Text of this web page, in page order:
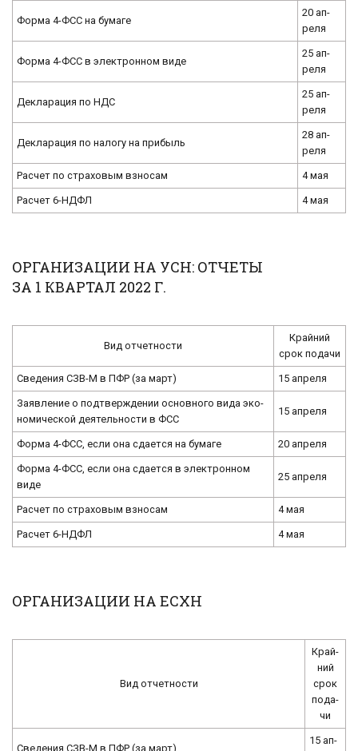
Форма 4-ФСС на бу­ма­ге
20 ап­
ре­ля
Форма 4-ФСС в элек­трон­ном виде
25 ап­
ре­ля
Де­кла­ра­ция по НДС
25 ап­
ре­ля
Де­кла­ра­ция по на­ло­гу на при­быль
28 ап­
ре­ля
Рас­чет по стра­хо­вым взно­сам 4 мая
Рас­чет 6-НД­ФЛ 4 мая
ОРГАНИЗАЦИИ НА УСН: ОТЧЕТЫ
ЗА 1 КВАРТАЛ 2022 Г.
Вид от­чет­но­сти
Край­ний
срок по­да­чи
Све­де­ния СЗВ-М в ПФР (за март) 15 ап­ре­ля
За­яв­ле­ние о под­твер­жде­нии ос­нов­но­го вида эко­
но­ми­че­ской де­я­тель­но­сти в ФСС
15 ап­ре­ля
Форма 4-ФСС, если она сда­ет­ся на бу­ма­ге 20 ап­ре­ля
Форма 4-ФСС, если она сда­ет­ся в элек­трон­ном
виде
25 ап­ре­ля
Рас­чет по стра­хо­вым взно­сам 4 мая
Рас­чет 6-НД­ФЛ 4 мая
ОРГАНИЗАЦИИ НА ЕСХН
Вид от­чет­но­сти
Край­
ний
срок
по­да­
чи
Све­де­ния СЗВ-М в ПФР (за март)
15 ап­